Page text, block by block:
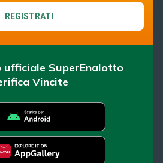
REGISTRATI
ufficiale SuperEnalotto
Vincite